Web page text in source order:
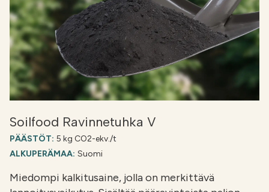
Soilfood Ravinnetuhka V
PÄÄSTÖT: 5 kg CO2-ekv./t
ALKUPERÄMAA: Suomi
Miedompi kalkitusaine, jolla on merkittävä